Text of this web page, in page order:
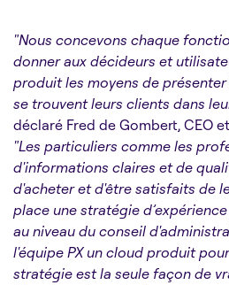
"Nous concevons chaque
donner aux décideurs et
produit les moyens de
se trouvent leurs clients dans
déclaré Fred de Gombert, CEO
"Les particuliers comme les
d'informations claires et de
d'acheter et d'être satisfaits de
place une stratégie
au niveau du conseil
l'équipe PX un cloud produit
stratégie est la seule façon de